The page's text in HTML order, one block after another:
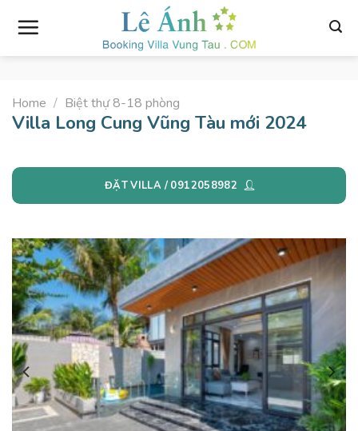
Home / Biệt thự 8-18 phòng
Villa Long Cung Vũng Tàu mới 2024
ĐẶT VILLA / 0912058982